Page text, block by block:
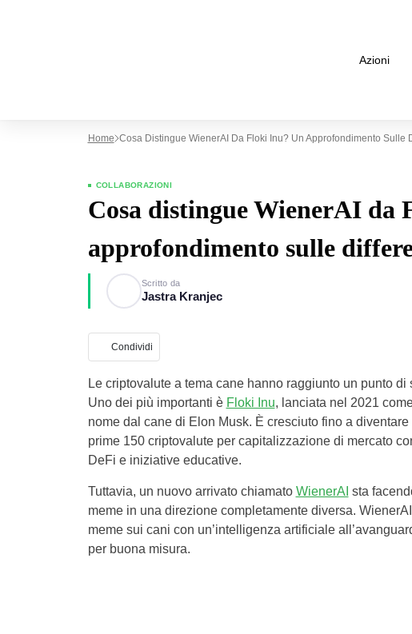
Azioni
Home Cosa Distingue WienerAI Da Floki Inu? Un Approfondimento Sulle
COLLABORAZIONI
Cosa distingue WienerAI da
approfondimento sulle
Scritto da
Jastra Kranjec
Condividi
Le criptovalute a tema cane hanno raggiunto un punto
Uno dei più importanti è Floki Inu, lanciata nel 2021
nome dal cane di Elon Musk. È cresciuto fino a
prime 150 criptovalute per capitalizzazione di mercato
DeFi e iniziative educative.
Tuttavia, un nuovo arrivato chiamato WienerAI sta
meme in una direzione completamente diversa.
meme sui cani con un’intelligenza artificiale
per buona misura.